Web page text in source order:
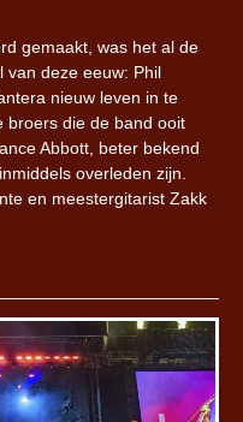
gemaakt, was het al de
van deze eeuw: Phil
nieuw leven in te
broers die de band ooit
Abbott, beter bekend
overleden zijn.
en meestergitarist Zakk